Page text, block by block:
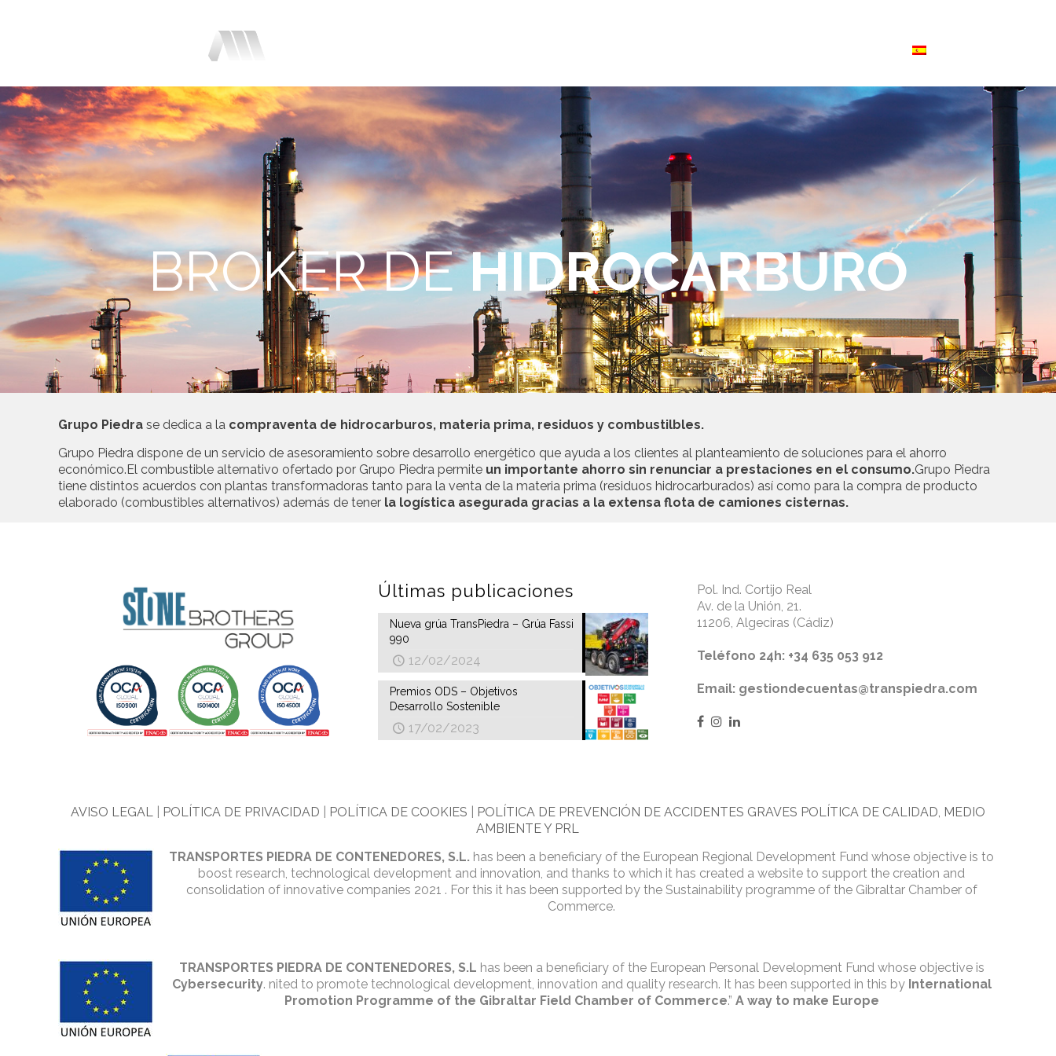
BROKER DEHIDROCARBURO
Grupo Piedra se dedica a la compraventa de hidrocarburos, materia prima, residuos y combustilbles.
Grupo Piedra dispone de un servicio de asesoramiento sobre desarrollo energético que ayuda a los clientes al planteamiento de soluciones para el ahorro
económico.El combustible alternativo ofertado por Grupo Piedra permite un importante ahorro sin renunciar a prestaciones en el consumo.Grupo Piedra
tiene distintos acuerdos con plantas transformadoras tanto para la venta de la materia prima (residuos hidrocarburados) así como para la compra de producto
elaborado (combustibles alternativos) además de tener la logística asegurada gracias a la extensa flota de camiones cisternas.
Últimas publicaciones
Nueva grúa TransPiedra – Grúa Fassi
990
12/02/2024
Premios ODS – Objetivos
Desarrollo Sostenible
17/02/2023
Pol. Ind. Cortijo Real
Av. de la Unión, 21.
11206, Algeciras (Cádiz)
Teléfono 24h: +34 635 053 912
Email: gestiondecuentas@transpiedra.com
AVISO LEGAL| POLÍTICA DE PRIVACIDAD POLÍTICA DE COOKIES POLÍTICA DE PREVENCIÓN DE ACCIDENTES GRAVES POLÍTICA DE CALIDAD, MEDIO
AMBIENTE Y PRL
TRANSPORTES PIEDRA DE CONTENEDORES, S.L. has been a beneficiary of the European Regional Development Fund whose objective is to
boost research, technological development and innovation, and thanks to which it has created a website to support the creation and
consolidation of innovative companies 2021 . For this it has been supported by the Sustainability programme of the Gibraltar Chamber of
Commerce.
TRANSPORTES PIEDRA DE CONTENEDORES, S.L has been a beneficiary of the European Personal Development Fund whose objective is
Cybersecurity. nited to promote technological development, innovation and quality research. It has been supported in this by International
Promotion Programme of the Gibraltar Field Chamber of Commerce.” A way to make Europe